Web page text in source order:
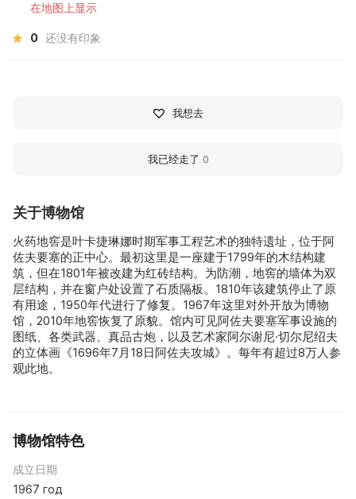
关于博物馆
火药地窖是叶卡捷琳娜时期军事工程艺术的独特遗址，位于阿
佐夫要塞的正中心。最初这里是一座建于1799年的木结构建
筑，但在1801年被改建为红砖结构。为防潮，地窖的墙体为双
层结构，并在窗户处设置了石质隔板。1810年该建筑停止了原
有用途，1950年代进行了修复。1967年这里对外开放为博物
馆，2010年地窖恢复了原貌。馆内可见阿佐夫要塞军事设施的
图纸、各类武器、真品古炮，以及艺术家阿尔谢尼·切尔尼绍夫
的立体画《1696年7月18日阿佐夫攻城》。每年有超过8万人参
观此地。
博物馆特色
成立日期
1967 год
在地图上显示
0 还没有印象
我想去
我已经走了 0